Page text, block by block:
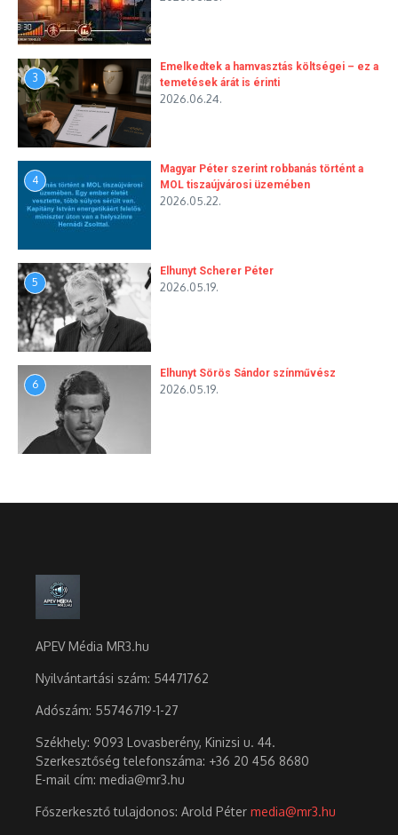
3
Emelkedtek a hamvasztás költségei – ez a
temetések árát is érinti
2026.06.24.
4
Magyar Péter szerint robbanás történt a
MOL tiszaújvárosi üzemében
2026.05.22.
5
Elhunyt Scherer Péter
2026.05.19.
6
Elhunyt Sörös Sándor színművész
2026.05.19.
APEV Média MR3.hu
Nyilvántartási szám: 54471762
Adószám: 55746719-1-27
Székhely: 9093 Lovasberény, Kinizsi u. 44.
Szerkesztőség telefonszáma: +36 20 456 8680
E-mail cím: media@mr3.hu
Főszerkesztő tulajdonos: Arold Péter media@mr3.hu